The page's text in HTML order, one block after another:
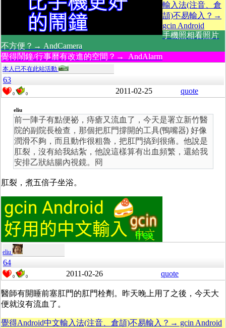
輸入法(注音、倉
頡)不易輸入？→
gcin Android
手機照相看照片
不方便？→ AndCamera
覺得鬧鐘/行事曆有改進的空間？→ AndAlarm
本人已不在此站活動
63
0 0 2011-02-25 quote
eliu
前一陣子有點便祕，痔瘡又流血了，今天是署立新竹醫
院的副院長檢查，那個把肛門撐開的工具(鴨嘴器) 好像
潤滑不夠，而且動作很粗魯，把肛門搞到很痛。他說是
肛裂，沒有給我結紮，他說這樣算有出血頻繁，還給我
安排乙狀結腸內視鏡。冏
肛裂，煮五倍子坐浴。
eliu
64
0 0 2011-02-26 quote
醫師有開睡前塞肛門的肛門栓劑。昨天晚上用了之後，今天大
便就沒有流血了。
覺得Android中文輸入法(注音、倉頡)不易輸入？→ gcin Android